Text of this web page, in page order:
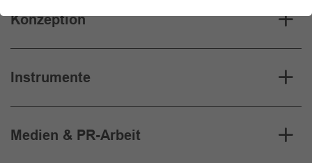
Konzeption
Instrumente
Medien & PR-Arbeit